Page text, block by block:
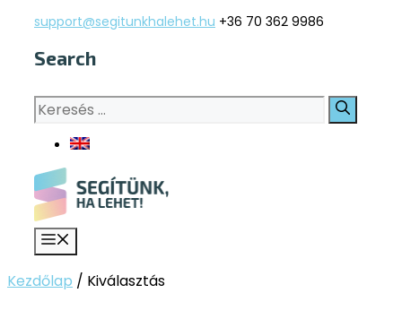
Kilépés
tartalomba
support@segitunkhalehet.hu +36 70 362 9986
Search
Keresés:
Kezdőlap / Kiválasztás